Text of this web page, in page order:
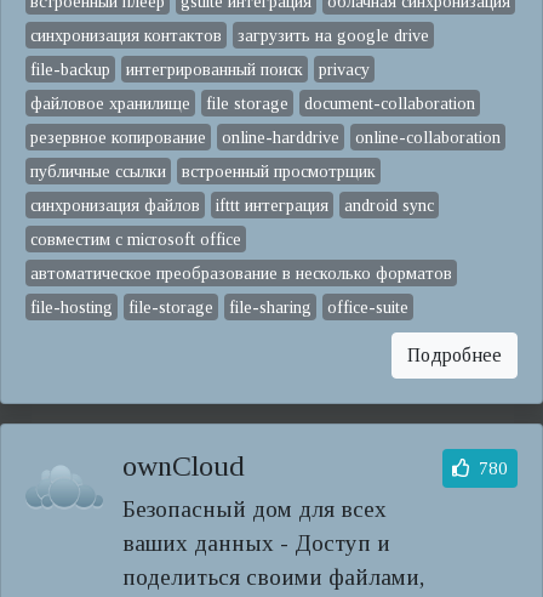
синхронизация контактов
загрузить на google drive
file-backup
интегрированный поиск
privacy
файловое хранилище
file storage
document-collaboration
резервное копирование
online-harddrive
online-collaboration
публичные ссылки
встроенный просмотрщик
синхронизация файлов
ifttt интеграция
android sync
совместим с microsoft office
автоматическое преобразование в несколько форматов
file-hosting
file-storage file-sharing office-suite
Подробнее
ownCloud
Безопасный дом для всех
ваших данных - Доступ и
поделиться своими файлами,
780